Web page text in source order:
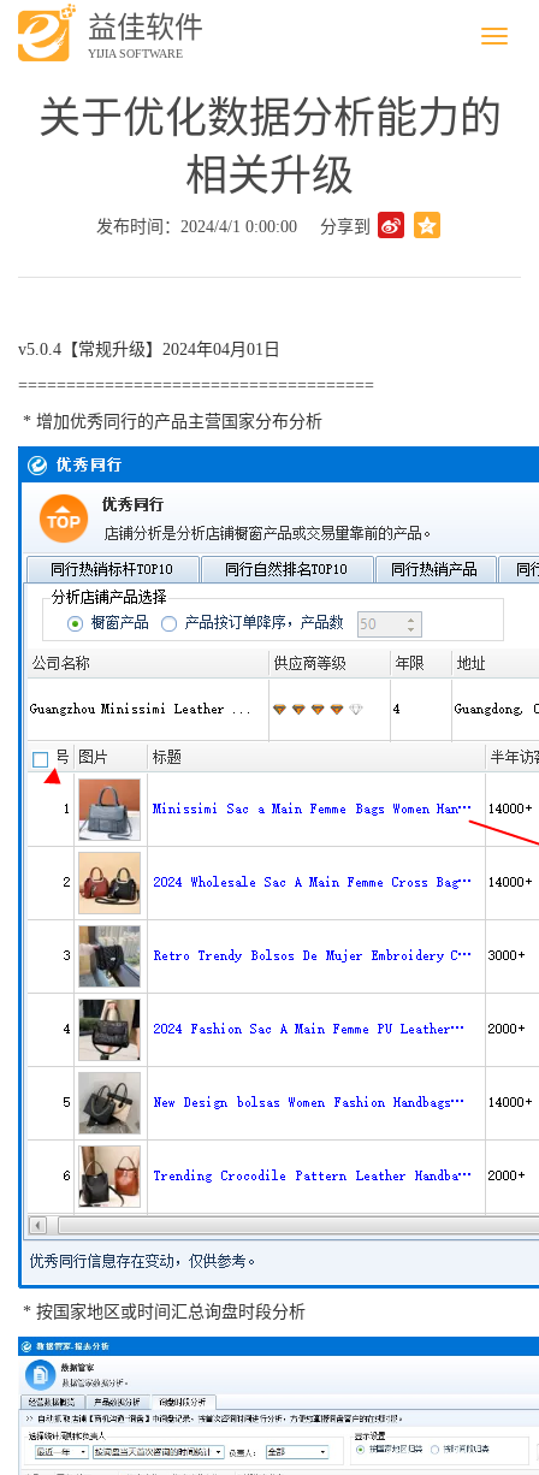
Menu
益佳软件
YIJIA SOFTWARE
关于优化数据分析能力的
相关升级
发布时间：2024/4/1 0:00:00 分享到
v5.0.4【常规升级】2024年04月01日
=====================================
* 增加优秀同行的产品主营国家分布分析
* 按国家地区或时间汇总询盘时段分析